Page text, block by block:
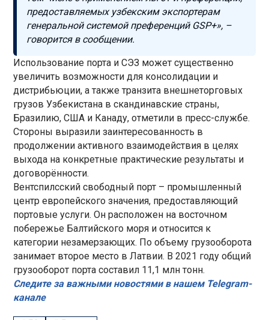
предоставляемых узбекским экспортерам
генеральной системой преференций GSP+», –
говорится в сообщении.
Использование порта и СЭЗ может существенно
увеличить возможности для консолидации и
дистрибьюции, а также транзита внешнеторговых
грузов Узбекистана в скандинавские страны,
Бразилию, США и Канаду, отметили в пресс-службе.
Стороны выразили заинтересованность в
продолжении активного взаимодействия в целях
выхода на конкретные практические результаты и
договорённости.
Вентспилсский свободный порт – промышленный
центр европейского значения, предоставляющий
портовые услуги. Он расположен на восточном
побережье Балтийского моря и относится к
категории незамерзающих. По объему грузооборота
занимает второе место в Латвии. В 2021 году общий
грузооборот порта составил 11,1 млн тонн.
Следите за важными новостями в нашем Telegram-
канале